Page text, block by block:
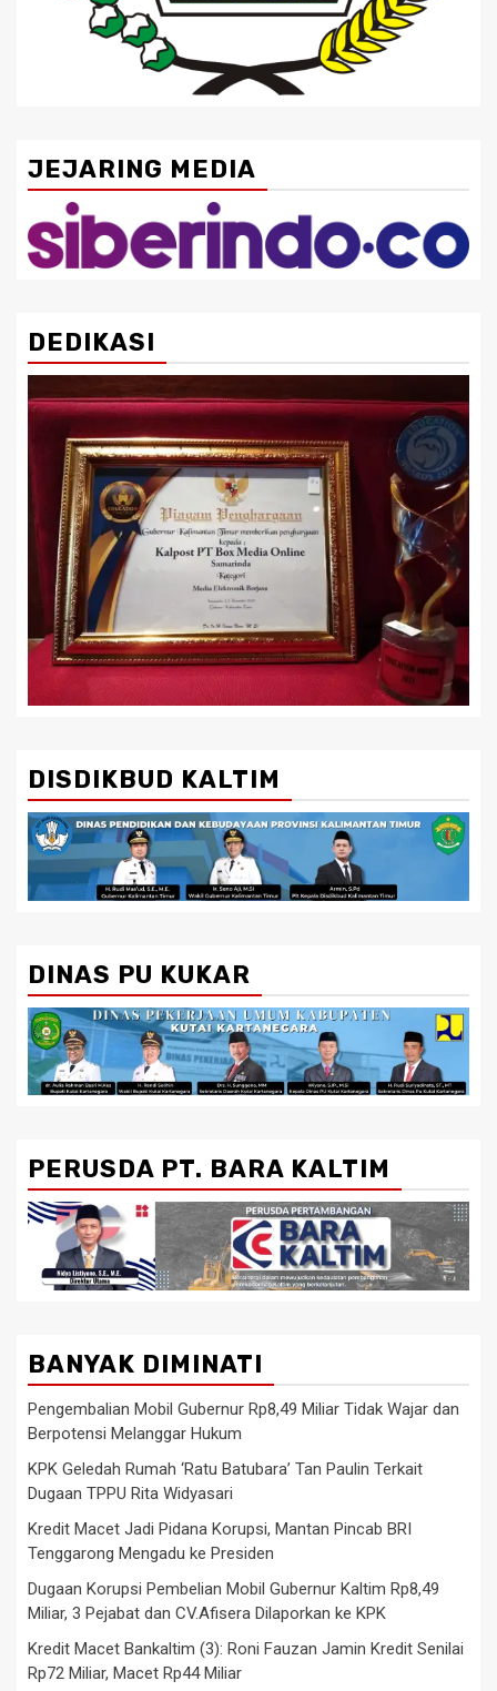
JEJARING MEDIA
DEDIKASI
DISDIKBUD KALTIM
DINAS PU KUKAR
PERUSDA PT. BARA KALTIM
BANYAK DIMINATI
Pengembalian Mobil Gubernur Rp8,49 Miliar Tidak Wajar dan
Berpotensi Melanggar Hukum
KPK Geledah Rumah ‘Ratu Batubara’ Tan Paulin Terkait
Dugaan TPPU Rita Widyasari
Kredit Macet Jadi Pidana Korupsi, Mantan Pincab BRI
Tenggarong Mengadu ke Presiden
Dugaan Korupsi Pembelian Mobil Gubernur Kaltim Rp8,49
Miliar, 3 Pejabat dan CV.Afisera Dilaporkan ke KPK
Kredit Macet Bankaltim (3): Roni Fauzan Jamin Kredit Senilai
Rp72 Miliar, Macet Rp44 Miliar